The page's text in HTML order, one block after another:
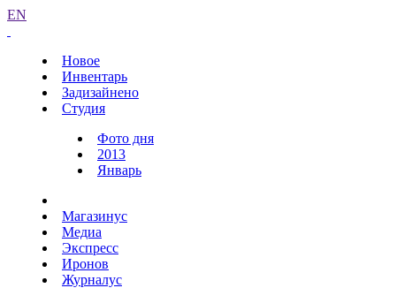
EN
Новое
Инвентарь
Задизайнено
Студия
Фото дня
2013
Январь
Магазинус
Медиа
Экспресс
Иронов
Журналус